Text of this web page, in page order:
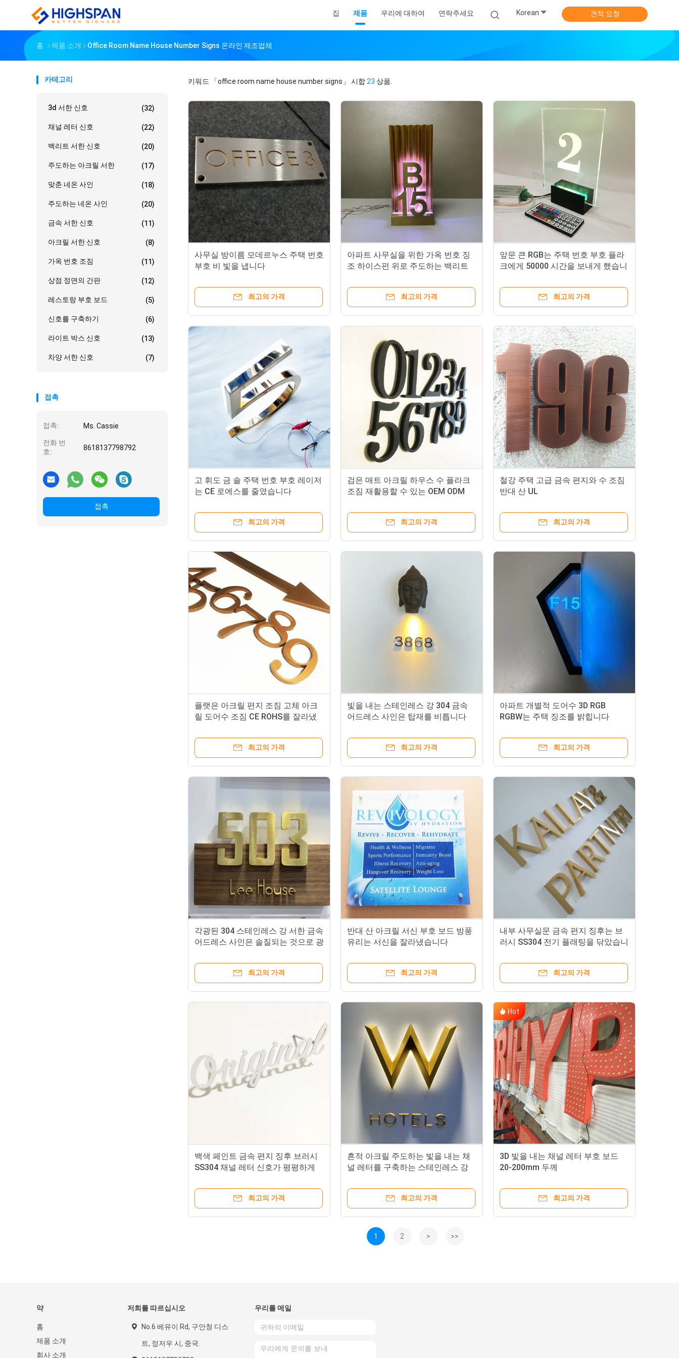
집 제품 우리에 대하여 연락주세요 Korean 견적 요청
홈 제품 소개 Office Room Name House Number Signs 온라인 제조업체
카테고리
3d 서한 신호 (32)
채널 레터 신호 (22)
백리트 서한 신호 (20)
주도하는 아크릴 서한 (17)
맞춘 네온 사인 (18)
주도하는 네온 사인 (20)
금속 서한 신호 (11)
아크릴 서한 신호 (8)
가옥 번호 조짐 (11)
상점 정면의 간판 (12)
레스토랑 부호 보드 (5)
신호를 구축하기 (6)
라이트 박스 신호 (13)
차양 서한 신호 (7)
접촉
접촉: Ms. Cassie
전화 번
호:
8618137798792
접촉
키워드 「office room name house number signs」 시합 23 상품.
사무실 방이름 모데르누스 주택 번호
부호 비 빛을 냅니다
최고의 가격
아파트 사무실을 위한 가옥 번호 징
조 하이스펀 위로 주도하는 백리트
최고의 가격
앞문 큰 RGB는 주택 번호 부호 플라
크에게 50000 시간을 보내게 했습니
최고의 가격
고 휘도 금 솔 주택 번호 부호 레이저
는 CE 로에스를 줄였습니다
최고의 가격
검은 매트 아크릴 하우스 수 플라크
조짐 재활용할 수 있는 OEM ODM
최고의 가격
철강 주택 고급 금속 편지와 수 조짐
반대 산 UL
최고의 가격
플랫은 아크릴 편지 조짐 고체 아크
릴 도어수 조짐 CE ROHS를 잘라냈
최고의 가격
빛을 내는 스테인레스 강 304 금속
어드레스 사인은 탑재를 비틉니다
최고의 가격
아파트 개별적 도어수 3D RGB
RGBW는 주택 징조를 밝힙니다
최고의 가격
각광된 304 스테인레스 강 서한 금속
어드레스 사인은 솔질되는 것으로 광
최고의 가격
반대 산 아크릴 서신 부호 보드 방풍
유리는 서신을 잘라냈습니다
최고의 가격
내부 사무실문 금속 편지 징후는 브
러시 SS304 전기 플래팅을 닦았습니
최고의 가격
백색 페인트 금속 편지 징후 브러시
SS304 채널 레터 신호가 평평하게
최고의 가격
흔적 아크릴 주도하는 빛을 내는 채
널 레터를 구축하는 스테인레스 강
최고의 가격
Hot
3D 빛을 내는 채널 레터 부호 보드
20-200mm 두께
최고의 가격
1 2 > >>
약
홈
제품 소개
회사 소개
저희를 따르십시오
No.6 베유이 Rd, 구안청 디스
트, 정저우 시, 중국.
우리를 메일